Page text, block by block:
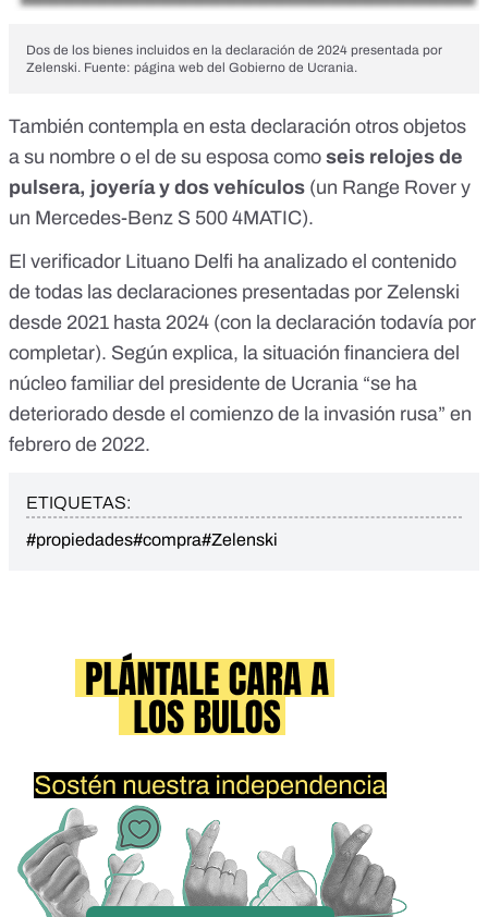
Dos de los bienes incluidos en la declaración de 2024 presentada por
Zelenski. Fuente: página web del Gobierno de Ucrania.
También contempla en esta declaración otros objetos
a su nombre o el de su esposa como seis relojes de
pulsera, joyería y dos vehículos (un Range Rover y
un Mercedes-Benz S 500 4MATIC).
El verificador Lituano Delfi ha analizado el contenido
de todas las declaraciones presentadas por Zelenski
desde 2021 hasta 2024 (con la declaración todavía por
completar). Según explica, la situación financiera del
núcleo familiar del presidente de Ucrania “se ha
deteriorado desde el comienzo de la invasión rusa” en
febrero de 2022.
ETIQUETAS:
#propiedades#compra#Zelenski